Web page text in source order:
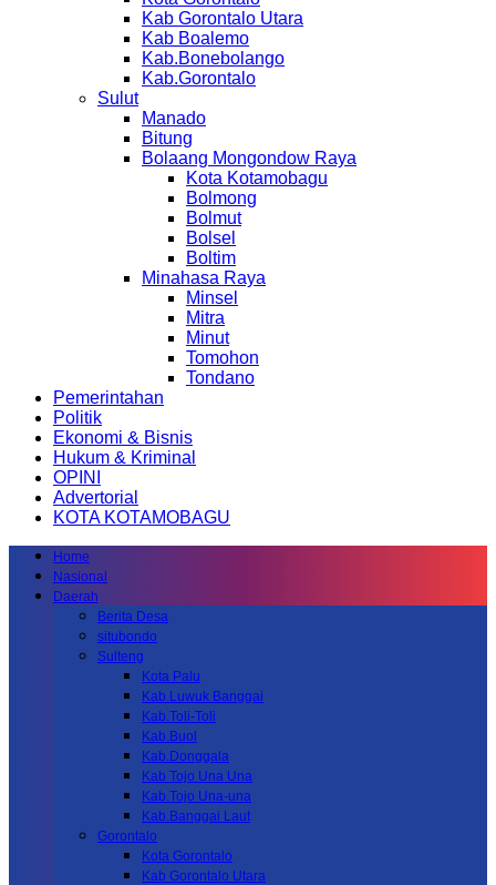
Kab Gorontalo Utara
Kab Boalemo
Kab.Bonebolango
Kab.Gorontalo
Sulut
Manado
Bitung
Bolaang Mongondow Raya
Kota Kotamobagu
Bolmong
Bolmut
Bolsel
Boltim
Minahasa Raya
Minsel
Mitra
Minut
Tomohon
Tondano
Pemerintahan
Politik
Ekonomi & Bisnis
Hukum & Kriminal
OPINI
Advertorial
KOTA KOTAMOBAGU
Home
Nasional
Daerah
Berita Desa
situbondo
Sulteng
Kota Palu
Kab.Luwuk Banggai
Kab.Toli-Toli
Kab.Buol
Kab.Donggala
Kab Tojo Una Una
Kab.Tojo Una-una
Kab.Banggai Laut
Gorontalo
Kota Gorontalo
Kab Gorontalo Utara